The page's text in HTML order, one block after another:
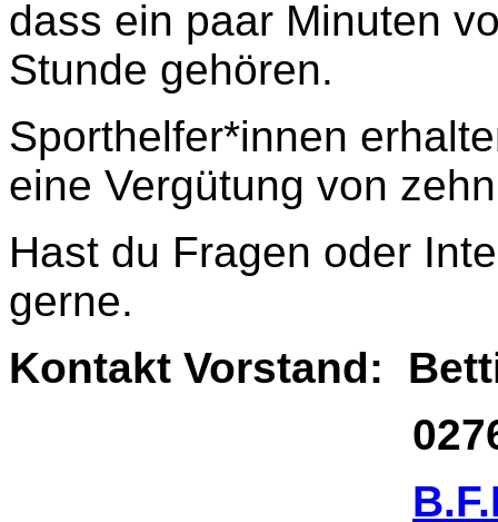
dass ein paar Minuten
Stunde gehören.
Sporthelfer*innen
eine Vergütung von
Hast du Fragen oder
gerne.
Kontakt Vorstand:
02761